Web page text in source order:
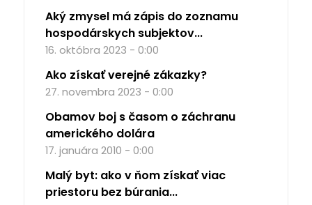
Aký zmysel má zápis do zoznamu
hospodárskych subjektov...
16. októbra 2023 - 0:00
Ako získať verejné zákazky?
27. novembra 2023 - 0:00
Obamov boj s časom o záchranu
amerického dolára
17. januára 2010 - 0:00
Malý byt: ako v ňom získať viac
priestoru bez búrania...